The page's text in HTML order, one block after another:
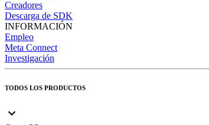
Creadores
Descarga de SDK
INFORMACIÓN
Empleo
Meta Connect
Investigación
TODOS LOS PRODUCTOS